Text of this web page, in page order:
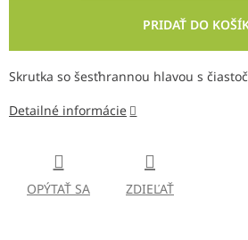
PRIDAŤ DO
Skrutka so šesťhrannou hlavou s
Detailné informácie
OPÝTAŤ SA ZDIEĽAŤ